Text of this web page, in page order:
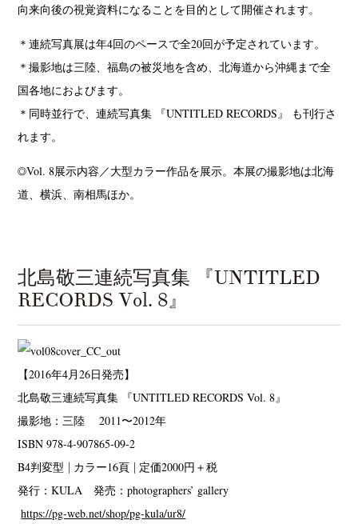
向来向後の視覚資料になることを目的として開催されます。
＊連続写真展は年4回のペースで全20回が予定されています。
＊撮影地は三陸、福島の被災地を含め、北海道から沖縄まで全
国各地におよびます。
＊同時並行で、連続写真集 『UNTITLED RECORDS』 も刊行さ
れます。
◎Vol. 8展示内容／大型カラー作品を展示。本展の撮影地は北海
道、横浜、南相馬ほか。
北島敬三連続写真集 『UNTITLED
RECORDS Vol. 8』
【2016年4月26日発売】
北島敬三連続写真集 『UNTITLED RECORDS Vol. 8』
撮影地：三陸 2011〜2012年
ISBN 978-4-907865-09-2
B4判変型│カラー16頁│定価2000円＋税
発行：KULA 発売：photographers’ gallery
https://pg-web.net/shop/pg-kula/ur8/